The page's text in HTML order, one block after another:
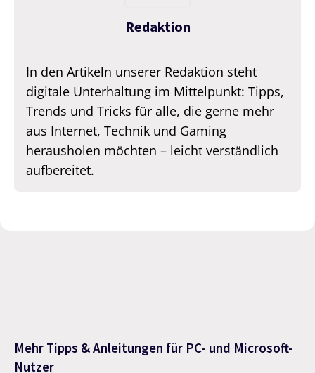
Redaktion
In den Artikeln unserer Redaktion steht
digitale Unterhaltung im Mittelpunkt: Tipps,
Trends und Tricks für alle, die gerne mehr
aus Internet, Technik und Gaming
herausholen möchten – leicht verständlich
aufbereitet.
Mehr Tipps & Anleitungen für PC- und Microsoft-
Nutzer